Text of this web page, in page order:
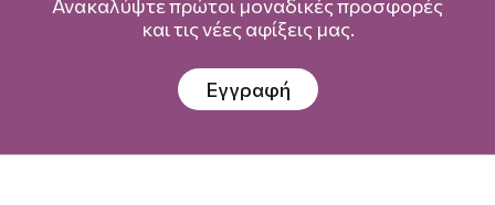
Ανακαλύψτε πρώτοι μοναδικές προσφορές
και τις νέες αφίξεις μας.
Εγγραφή